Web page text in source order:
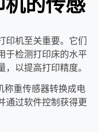
机的传感
印机至关重要。它们
于检测打印床的水平
以提高打印精度。
称重传感器转换成电
通过软件控制获得更